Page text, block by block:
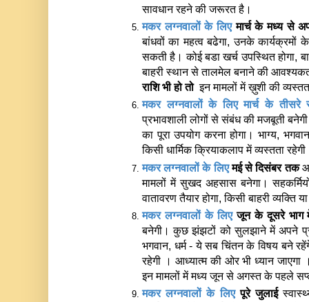
सावधान रहने की जरूरत है।
मकर लग्नवालों के लिए मार्च के मध्य से
बांधवों का महत्व बढेगा, उनके
सकती है। कोई बडा खर्च उपस्थित होगा,
बाहरी स्थान से तालमेल बनाने की
राशि भी हो तो इन मामलों में ख़ुशी की
प्रभावशाली लोगों से संबंध की मजबूती
का पूरा उपयोग करना होगा। भाग्य,
किसी धार्मिक क्रियाकलाप में व्यस्तता
मकर लग्नवालों के लिए मई से दिसंबर तक
मामलों में सुखद अहसास बनेगा।
वातावरण तैयार होगा, किसी बाहरी
मकर लग्नवालों के लिए जून के दूसरे भाग
बनेगी। कुछ झंझटों को सुलझाने में अपने
भगवान, धर्म - ये सब चिंतन के विषय बने
रहेगी । आध्यात्म की ओर भी ध्यान जाएगा
इन मामलों में मध्य जून से अगस्त के पहले
मकर लग्नवालों के लिए पूरे जुलाई